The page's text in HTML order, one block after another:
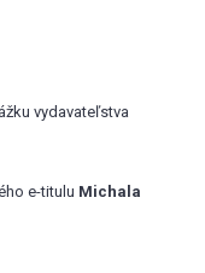
vydavateľstva
e-titulu Michala